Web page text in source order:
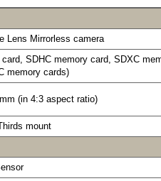
Lens Mirrorless camera
SDHC memory card, SDXC
memory cards)
(in 4:3 aspect ratio)
mount